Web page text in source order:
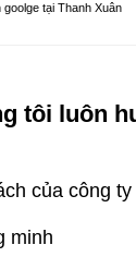
tại Thanh Xuân
tôi luôn
của công ty
minh